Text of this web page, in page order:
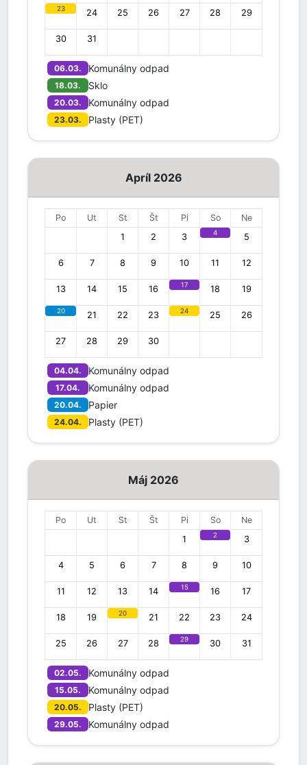
23 24 25 26 27 28 29
30 31
06.03. Komunálny odpad
18.03. Sklo
20.03. Komunálny odpad
23.03. Plasty (PET)
Apríl 2026
Po Ut St Št Pi So
Ne
1
2 3 4 5
6 7 8 9 10 11 12
13 14 15 16 17 18 19
20 21 22 23 24 25 26
27 28 29 30
04.04. Komunálny odpad
17.04. Komunálny odpad
20.04. Papier
24.04. Plasty (PET)
Máj 2026
Po Ut St Št Pi So
Ne
1
2 3
4 5 6 7 8 9 10
11 12 13 14 15 16 17
18 19 20 21 22 23 24
25 26 27 28 29 30 31
02.05. Komunálny odpad
15.05. Komunálny odpad
20.05. Plasty (PET)
29.05. Komunálny odpad